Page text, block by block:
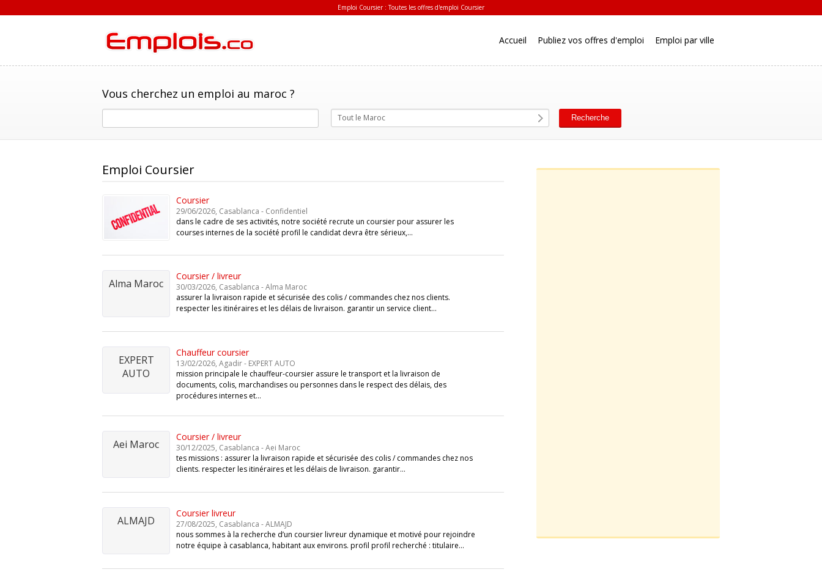
Emploi Coursier : Toutes les offres d'emploi Coursier
Accueil Publiez vos offres d'emploi Emploi par ville
Vous cherchez un emploi au maroc ?
Tout le Maroc
Emploi Coursier
Coursier
29/06/2026, Casablanca - Confidentiel
dans le cadre de ses activités, notre société recrute un coursier pour assurer les
courses internes de la société profil le candidat devra être sérieux,…
Alma Maroc
Coursier / livreur
30/03/2026, Casablanca - Alma Maroc
assurer la livraison rapide et sécurisée des colis / commandes chez nos clients.
respecter les itinéraires et les délais de livraison. garantir un service client…
EXPERT
AUTO
Chauffeur coursier
13/02/2026, Agadir - EXPERT AUTO
mission principale le chauffeur-coursier assure le transport et la livraison de
documents, colis, marchandises ou personnes dans le respect des délais, des
procédures internes et…
Aei Maroc
Coursier / livreur
30/12/2025, Casablanca - Aei Maroc
tes missions : assurer la livraison rapide et sécurisée des colis / commandes chez nos
clients. respecter les itinéraires et les délais de livraison. garantir…
ALMAJD
Coursier livreur
27/08/2025, Casablanca - ALMAJD
nous sommes à la recherche d’un coursier livreur dynamique et motivé pour rejoindre
notre équipe à casablanca, habitant aux environs. profil profil recherché : titulaire…